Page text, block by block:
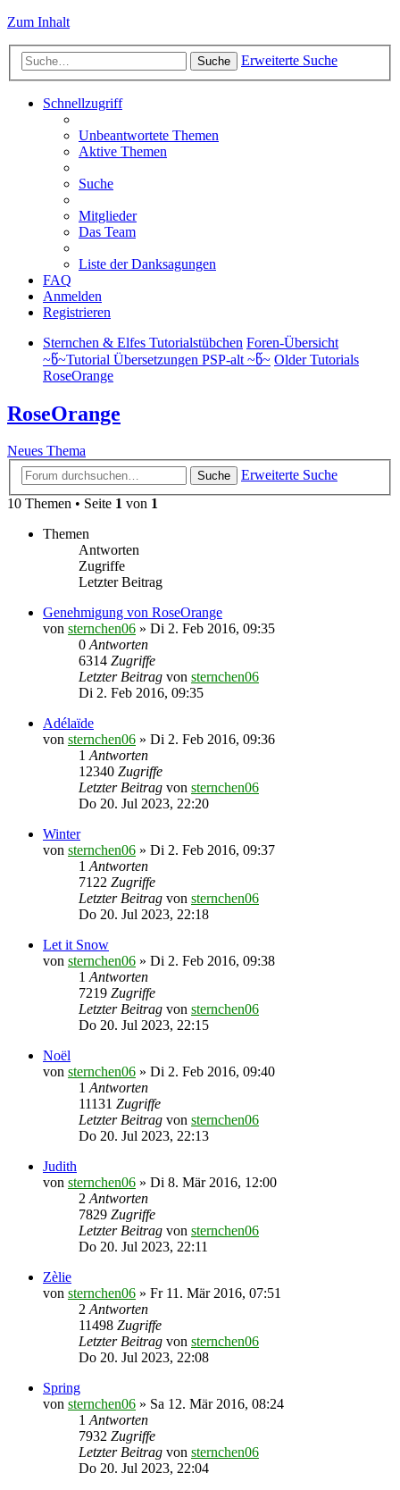
Zum Inhalt
Suche Erweiterte Suche
Schnellzugriff
Unbeantwortete Themen
Aktive Themen
Suche
Mitglieder
Das Team
Liste der Danksagungen
FAQ
Anmelden
Registrieren
Sternchen & Elfes Tutorialstübchen Foren-Übersicht
~წ~Tutorial Übersetzungen PSP-alt ~წ~ Older Tutorials
RoseOrange
RoseOrange
Neues Thema
Suche
Erweiterte Suche
10 Themen • Seite 1 von 1
Themen
Antworten
Zugriffe
Letzter Beitrag
Genehmigung von RoseOrange
von sternchen06 » Di 2. Feb 2016, 09:35
0 Antworten
6314 Zugriffe
Letzter Beitrag von sternchen06
Di 2. Feb 2016, 09:35
Adélaïde
von sternchen06 » Di 2. Feb 2016, 09:36
1 Antworten
12340 Zugriffe
Letzter Beitrag von sternchen06
Do 20. Jul 2023, 22:20
Winter
von sternchen06 » Di 2. Feb 2016, 09:37
1 Antworten
7122 Zugriffe
Letzter Beitrag von sternchen06
Do 20. Jul 2023, 22:18
Let it Snow
von sternchen06 » Di 2. Feb 2016, 09:38
1 Antworten
7219 Zugriffe
Letzter Beitrag von sternchen06
Do 20. Jul 2023, 22:15
Noël
von sternchen06 » Di 2. Feb 2016, 09:40
1 Antworten
11131 Zugriffe
Letzter Beitrag von sternchen06
Do 20. Jul 2023, 22:13
Judith
von sternchen06 » Di 8. Mär 2016, 12:00
2 Antworten
7829 Zugriffe
Letzter Beitrag von sternchen06
Do 20. Jul 2023, 22:11
Zèlie
von sternchen06 » Fr 11. Mär 2016, 07:51
2 Antworten
11498 Zugriffe
Letzter Beitrag von sternchen06
Do 20. Jul 2023, 22:08
Spring
von sternchen06 » Sa 12. Mär 2016, 08:24
1 Antworten
7932 Zugriffe
Letzter Beitrag von sternchen06
Do 20. Jul 2023, 22:04